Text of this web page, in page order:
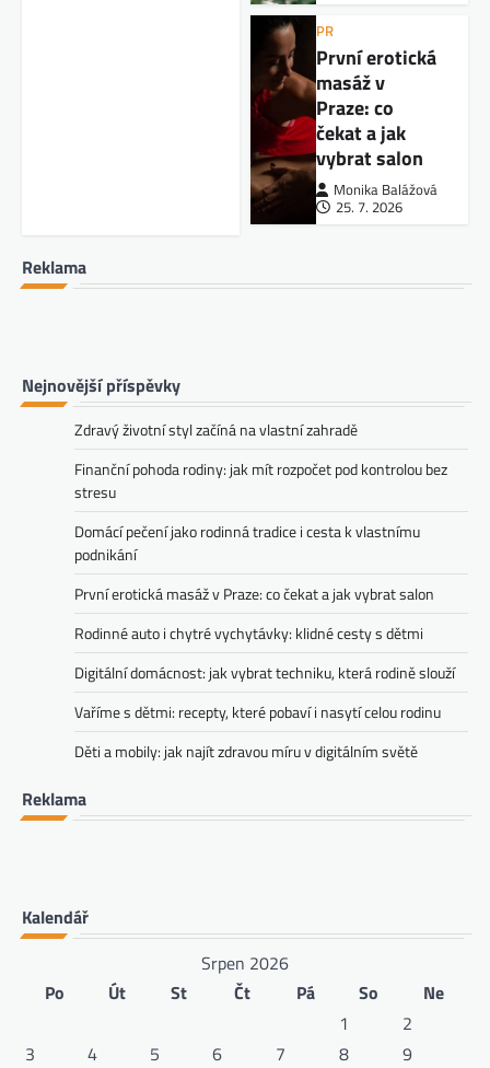
PR
První erotická
masáž v
Praze: co
čekat a jak
vybrat salon
Monika Balážová
25. 7. 2026
Reklama
Nejnovější příspěvky
Zdravý životní styl začíná na vlastní zahradě
Finanční pohoda rodiny: jak mít rozpočet pod kontrolou bez
stresu
Domácí pečení jako rodinná tradice i cesta k vlastnímu
podnikání
První erotická masáž v Praze: co čekat a jak vybrat salon
Rodinné auto i chytré vychytávky: klidné cesty s dětmi
Digitální domácnost: jak vybrat techniku, která rodině slouží
Vaříme s dětmi: recepty, které pobaví i nasytí celou rodinu
Děti a mobily: jak najít zdravou míru v digitálním světě
Reklama
Kalendář
Srpen 2026
Po
Út St Čt Pá So
Ne
1
2
3
4 5 6 7 8
9